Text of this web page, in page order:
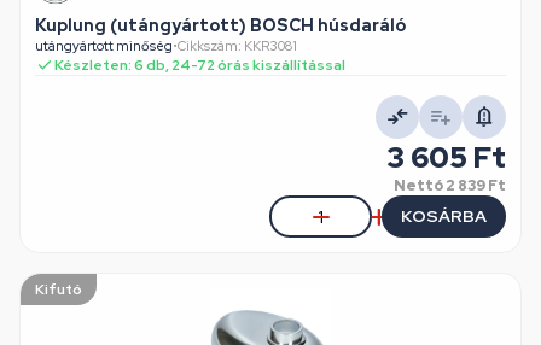
Kuplung (utángyártott) BOSCH húsdaráló
utángyártott minőség•Cikkszám: KKR3081
Készleten: 6 db, 24-72 órás kiszállítással
3 605 Ft
Nettó2 839 Ft
KOSÁRBA
Kifutó